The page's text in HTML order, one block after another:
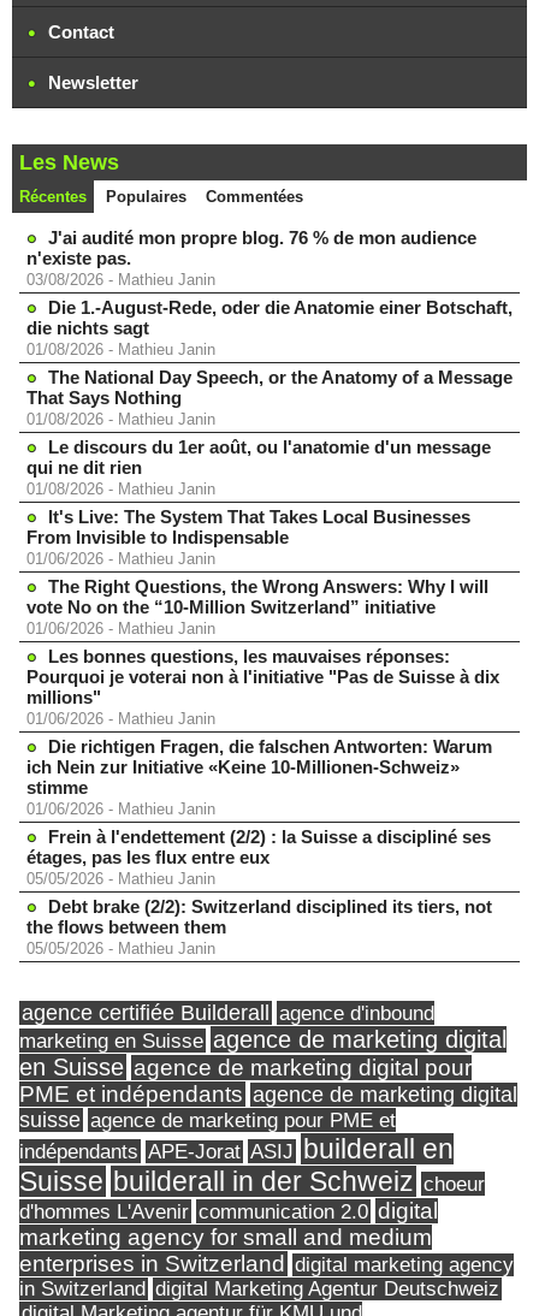
Contact
Newsletter
Les News
Récentes Populaires Commentées
J'ai audité mon propre blog. 76 % de mon audience
n'existe pas.
03/08/2026 - Mathieu Janin
Die 1.-August-Rede, oder die Anatomie einer Botschaft,
die nichts sagt
01/08/2026 - Mathieu Janin
The National Day Speech, or the Anatomy of a Message
That Says Nothing
01/08/2026 - Mathieu Janin
Le discours du 1er août, ou l'anatomie d'un message
qui ne dit rien
01/08/2026 - Mathieu Janin
It's Live: The System That Takes Local Businesses
From Invisible to Indispensable
01/06/2026 - Mathieu Janin
The Right Questions, the Wrong Answers: Why I will
vote No on the “10-Million Switzerland” initiative
01/06/2026 - Mathieu Janin
Les bonnes questions, les mauvaises réponses:
Pourquoi je voterai non à l'initiative "Pas de Suisse à dix
millions"
01/06/2026 - Mathieu Janin
Die richtigen Fragen, die falschen Antworten: Warum
ich Nein zur Initiative «Keine 10-Millionen-Schweiz»
stimme
01/06/2026 - Mathieu Janin
Frein à l'endettement (2/2) : la Suisse a discipliné ses
étages, pas les flux entre eux
05/05/2026 - Mathieu Janin
Debt brake (2/2): Switzerland disciplined its tiers, not
the flows between them
05/05/2026 - Mathieu Janin
agence certifiée Builderall
agence d'inbound
marketing en Suisse agence de marketing digital
en Suisse agence de marketing digital pour
PME et indépendants agence de marketing digital
suisse agence de marketing pour PME et
indépendants APE-Jorat ASIJ builderall en
Suisse builderall in der Schweiz choeur
d'hommes L'Avenir communication 2.0 digital
marketing agency for small and medium
enterprises in Switzerland digital marketing agency
in Switzerland digital Marketing Agentur Deutschweiz